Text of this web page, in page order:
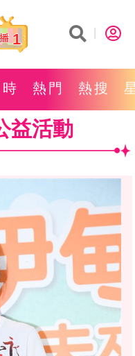
1
熱門 熱搜
益活動